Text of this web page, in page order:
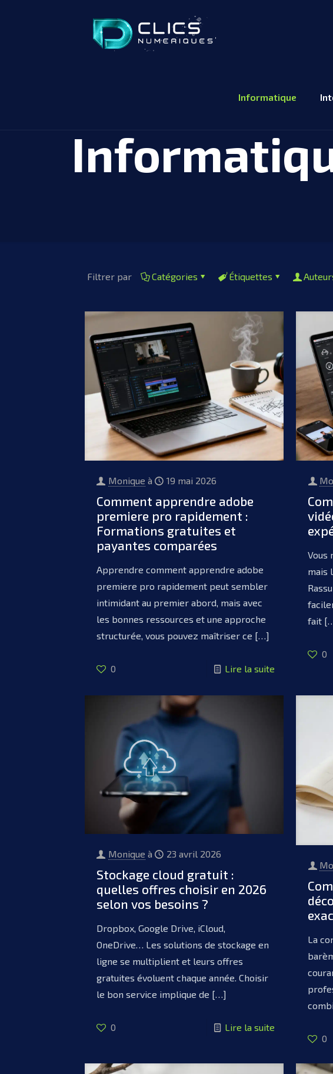
Informatique
Filtrer par Catégories Étiquettes
Monique à 19 mai 2026
Comment apprendre adobe
premiere pro rapidement :
Formations gratuites et
payantes comparées
Apprendre comment apprendre adobe
premiere pro rapidement peut sembler
intimidant au premier abord, mais avec
les bonnes ressources et une approche
structurée, vous pouvez maîtriser ce […]
0 Lire la suite
Vous
mais
fait
0
Monique à 23 avril 2026
Stockage cloud gratuit :
quelles offres choisir en 2026
selon vos besoins ?
Dropbox, Google Drive, iCloud,
OneDrive… Les solutions de stockage en
ligne se multiplient et leurs offres
gratuites évoluent chaque année. Choisir
le bon service implique de […]
0 Lire la suite
La
0